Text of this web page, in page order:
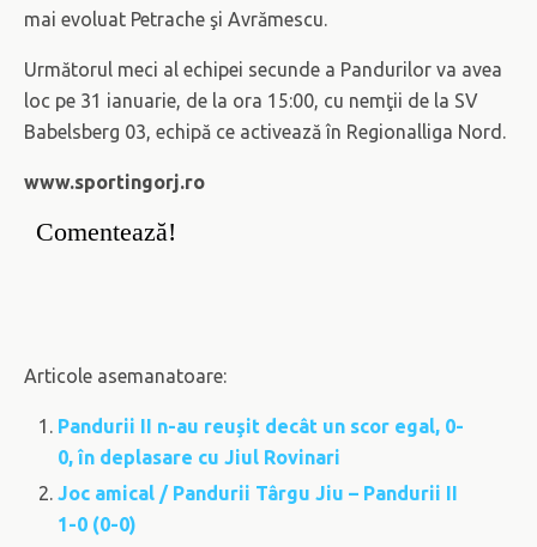
mai evoluat Petrache şi Avrămescu.
Următorul meci al echipei secunde a Pandurilor va avea
loc pe 31 ianuarie, de la ora 15:00, cu nemţii de la SV
Babelsberg 03, echipă ce activează în Regionalliga Nord.
www.sportingorj.ro
Comentează!
Articole asemanatoare:
Pandurii II n-au reuşit decât un scor egal, 0-
0, în deplasare cu Jiul Rovinari
Joc amical / Pandurii Târgu Jiu – Pandurii II
1-0 (0-0)